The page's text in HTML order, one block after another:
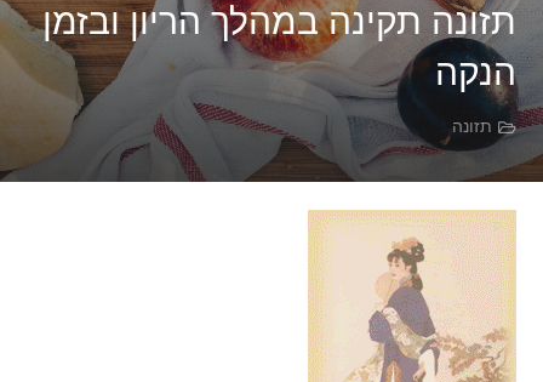
תזונה תקינה במהלך הריון ובזמן
הנקה
תזונה